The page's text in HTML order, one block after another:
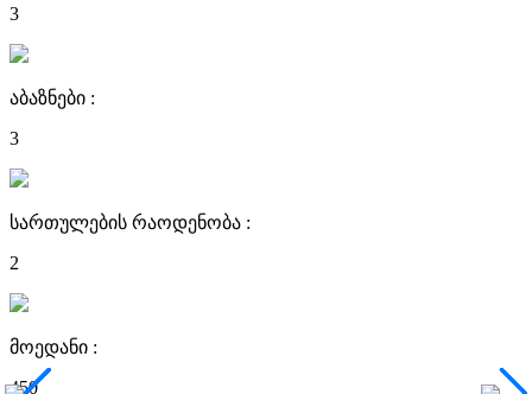
3
აბაზნები :
3
სართულების რაოდენობა :
2
მოედანი :
450